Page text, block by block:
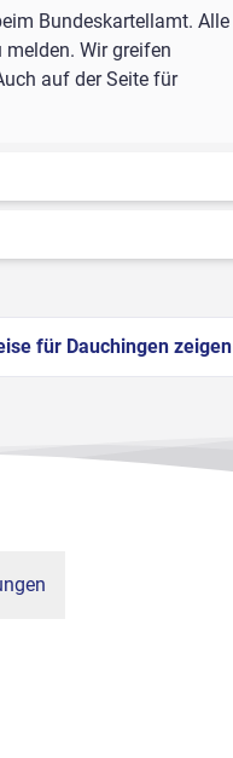
Bundeskartellamt. Alle
Wir greifen
auf der Seite für
für Dauchingen zeigen